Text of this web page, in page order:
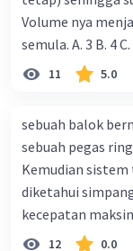
Volume nya
semula. A. 3
11 5.0
sebuah balok
sebuah pegas
Kemudian
diketahui
kecepatan
12 0.0